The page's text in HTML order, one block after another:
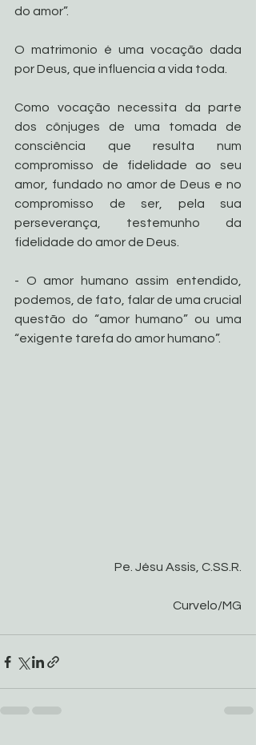
do amor”.
O matrimonio é uma vocação dada
por Deus, que influencia a vida toda.
Como vocação necessita da parte
dos cônjuges de uma tomada de
consciência que resulta num
compromisso de fidelidade ao seu
amor, fundado no amor de Deus e no
compromisso de ser, pela sua
perseverança, testemunho da
fidelidade do amor de Deus.
- O amor humano assim entendido,
podemos, de fato, falar de uma crucial
questão do “amor humano” ou uma
“exigente tarefa do amor humano”.
Pe. Jésu Assis, C.SS.R.
Curvelo/MG